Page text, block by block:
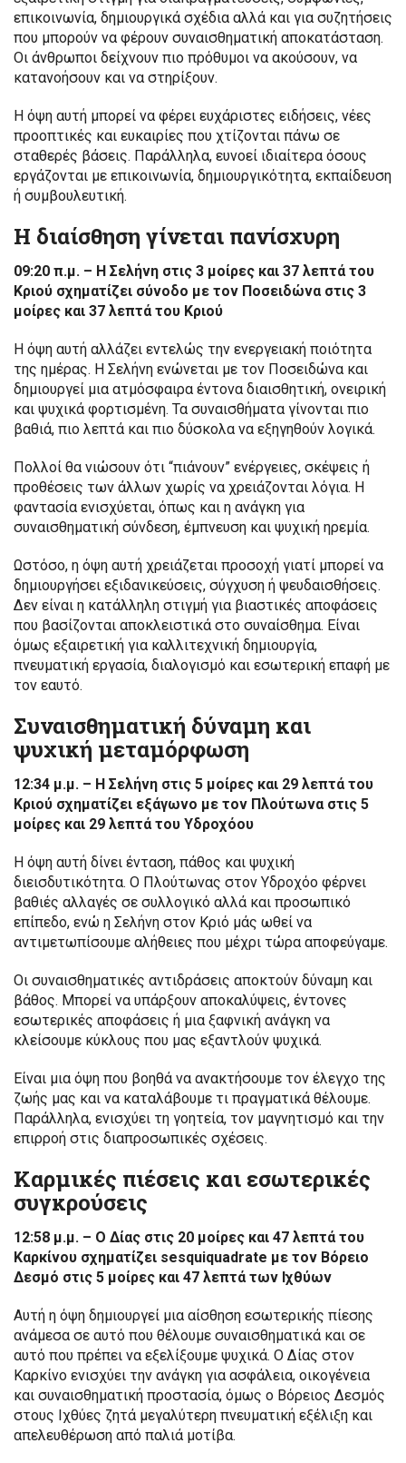
επικοινωνία, δημιουργικά σχέδια αλλά και για συζητήσεις
που μπορούν να φέρουν συναισθηματική αποκατάσταση.
Οι άνθρωποι δείχνουν πιο πρόθυμοι να ακούσουν, να
κατανοήσουν και να στηρίξουν.
Η όψη αυτή μπορεί να φέρει ευχάριστες ειδήσεις, νέες
προοπτικές και ευκαιρίες που χτίζονται πάνω σε
σταθερές βάσεις. Παράλληλα, ευνοεί ιδιαίτερα όσους
εργάζονται με επικοινωνία, δημιουργικότητα, εκπαίδευση
ή συμβουλευτική.
Η διαίσθηση γίνεται πανίσχυρη
09:20 π.μ. – Η Σελήνη στις 3 μοίρες και 37 λεπτά του
Κριού σχηματίζει σύνοδο με τον Ποσειδώνα στις 3
μοίρες και 37 λεπτά του Κριού
Η όψη αυτή αλλάζει εντελώς την ενεργειακή ποιότητα
της ημέρας. Η Σελήνη ενώνεται με τον Ποσειδώνα και
δημιουργεί μια ατμόσφαιρα έντονα διαισθητική, ονειρική
και ψυχικά φορτισμένη. Τα συναισθήματα γίνονται πιο
βαθιά, πιο λεπτά και πιο δύσκολα να εξηγηθούν λογικά.
Πολλοί θα νιώσουν ότι “πιάνουν” ενέργειες, σκέψεις ή
προθέσεις των άλλων χωρίς να χρειάζονται λόγια. Η
φαντασία ενισχύεται, όπως και η ανάγκη για
συναισθηματική σύνδεση, έμπνευση και ψυχική ηρεμία.
Ωστόσο, η όψη αυτή χρειάζεται προσοχή γιατί μπορεί να
δημιουργήσει εξιδανικεύσεις, σύγχυση ή ψευδαισθήσεις.
Δεν είναι η κατάλληλη στιγμή για βιαστικές αποφάσεις
που βασίζονται αποκλειστικά στο συναίσθημα. Είναι
όμως εξαιρετική για καλλιτεχνική δημιουργία,
πνευματική εργασία, διαλογισμό και εσωτερική επαφή με
τον εαυτό.
Συναισθηματική δύναμη και
ψυχική μεταμόρφωση
12:34 μ.μ. – Η Σελήνη στις 5 μοίρες και 29 λεπτά του
Κριού σχηματίζει εξάγωνο με τον Πλούτωνα στις 5
μοίρες και 29 λεπτά του Υδροχόου
Η όψη αυτή δίνει ένταση, πάθος και ψυχική
διεισδυτικότητα. Ο Πλούτωνας στον Υδροχόο φέρνει
βαθιές αλλαγές σε συλλογικό αλλά και προσωπικό
επίπεδο, ενώ η Σελήνη στον Κριό μάς ωθεί να
αντιμετωπίσουμε αλήθειες που μέχρι τώρα αποφεύγαμε.
Οι συναισθηματικές αντιδράσεις αποκτούν δύναμη και
βάθος. Μπορεί να υπάρξουν αποκαλύψεις, έντονες
εσωτερικές αποφάσεις ή μια ξαφνική ανάγκη να
κλείσουμε κύκλους που μας εξαντλούν ψυχικά.
Είναι μια όψη που βοηθά να ανακτήσουμε τον έλεγχο της
ζωής μας και να καταλάβουμε τι πραγματικά θέλουμε.
Παράλληλα, ενισχύει τη γοητεία, τον μαγνητισμό και την
επιρροή στις διαπροσωπικές σχέσεις.
Καρμικές πιέσεις και εσωτερικές
συγκρούσεις
12:58 μ.μ. – Ο Δίας στις 20 μοίρες και 47 λεπτά του
Καρκίνου σχηματίζει sesquiquadrate με τον Βόρειο
Δεσμό στις 5 μοίρες και 47 λεπτά των Ιχθύων
Αυτή η όψη δημιουργεί μια αίσθηση εσωτερικής πίεσης
ανάμεσα σε αυτό που θέλουμε συναισθηματικά και σε
αυτό που πρέπει να εξελίξουμε ψυχικά. Ο Δίας στον
Καρκίνο ενισχύει την ανάγκη για ασφάλεια, οικογένεια
και συναισθηματική προστασία, όμως ο Βόρειος Δεσμός
στους Ιχθύες ζητά μεγαλύτερη πνευματική εξέλιξη και
απελευθέρωση από παλιά μοτίβα.